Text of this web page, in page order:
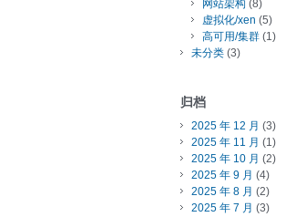
网站架构 (8)
虚拟化/xen (5)
高可用/集群 (1)
未分类 (3)
归档
2025 年 12 月 (3)
2025 年 11 月 (1)
2025 年 10 月 (2)
2025 年 9 月 (4)
2025 年 8 月 (2)
2025 年 7 月 (3)